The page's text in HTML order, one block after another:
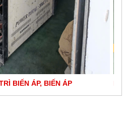
BIẾN ÁP, BIẾN ÁP